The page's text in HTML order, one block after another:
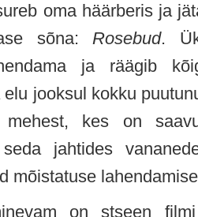
oma häärberis ja
sõna:Rosebud.
ja räägib
jooksul kokku
mehest, kes on
jahtides
mõistatuse
on stseen